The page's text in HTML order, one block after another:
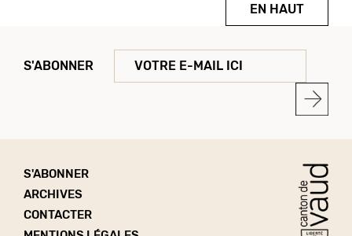
S'ABONNER
EN HAUT
S'ABONNER
ARCHIVES
CONTACTER